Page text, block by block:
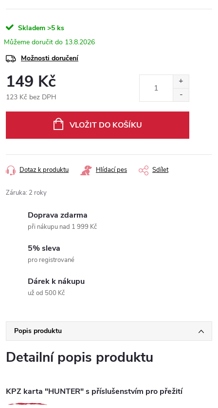
Skladem >5 ks
13.8.2026
Možnosti doručení
149 Kč
123 Kč bez DPH
VLOŽIT DO KOŠÍKU
Dotaz k produktu Hlídací pes Sdílet
Záruka: 2 roky
Doprava zdarma
při nákupu nad 1 999 Kč
5% sleva
pro registrované
Dárek k nákupu
už od 500 Kč
Popis produktu
Detailní popis produktu
KPZ karta "HUNTER" s příslušenstvím pro přežití